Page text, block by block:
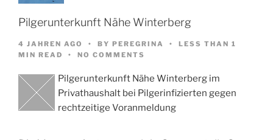
Pilgerunterkunft Nähe Winterberg
4 JAHREN AGO BY PEREGRINA
LESS THAN 1
MIN READ
NO COMMENTS
Pilgerunterkunft Nähe Winterberg im
Privathaushalt bei Pilgerinfizierten gegen
rechtzeitige Voranmeldung